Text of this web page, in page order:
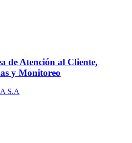
de Atención al Cliente,
y Monitoreo
S.A